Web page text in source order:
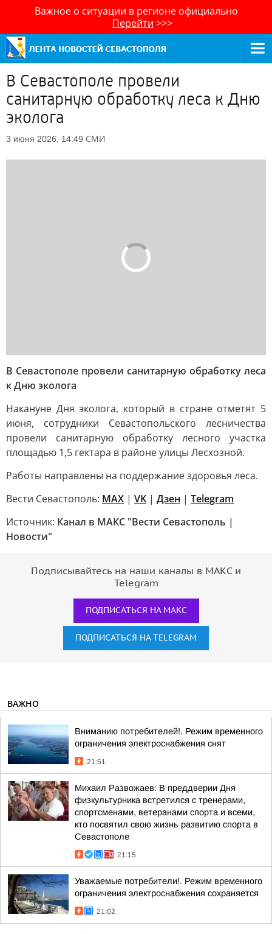
Важное о ситуации в регионе официально
Перейти >>>
В Севастополе провели
санитарную обработку леса к Дню
эколога
3 июня 2026, 14:49 СМИ
В Севастополе провели санитарную обработку леса
к Дню эколога
Накануне Дня эколога, который в стране отметят 5
июня, сотрудники Севастопольского лесничества
провели санитарную обработку лесного участка
площадью 1,5 гектара в районе улицы Лесхозной.
Работы направлены на поддержание здоровья леса.
Вести Севастополь: MAX | VK | Дзен | Telegram
Источник: Канал в МАКС "Вести Севастополь |
Новости"
Подписывайтесь на наши каналы в МАКС и
Telegram
ПОДПИСАТЬСЯ НА МАКС
ПОДПИСАТЬСЯ НА TELEGRAM
ВАЖНО
Вниманию потребителей!. Режим временного
ограничения электроснабжения снят
21:51
Михаил Развожаев: В преддверии Дня
физкультурника встретился с тренерами,
спортсменами, ветеранами спорта и всеми,
кто посвятил свою жизнь развитию спорта в
Севастополе
21:15
Уважаемые потребители!. Режим временного
ограничения электроснабжения сохраняется
21:02